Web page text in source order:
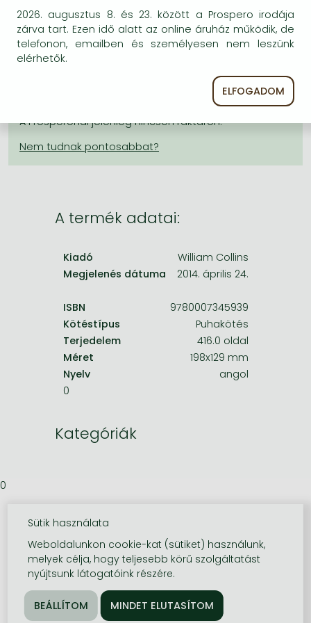
Bleach manga
One-Punch Man manga
KÍVÁNSÁGLISTÁRA TESZEM
BESZEREZHETŐSÉG
: A Prosperónál jelenleg
nincsen raktáron, de a kiadónál igen. Beszerzés kb. 3-
A Prosperónál jelenleg nincsen raktáron.
A termék adatai:
Kiadó
William Collins
Megjelenés dátuma
2014. április 24.
ISBN
9780007345939
Kötéstípus
Puhakötés
Terjedelem
416.0 oldal
Méret
198x129 mm
Nyelv
angol
0
Kategóriák
0
2026. augusztus 8. és 23. között a Prospero irodája
zárva tart. Ezen idő alatt az online áruház működik, de
telefonon, emailben és személyesen nem leszünk
elérhetők.
ELFOGADOM
Sütik használata
Weboldalunkon cookie-kat (sütiket) használunk,
melyek célja, hogy teljesebb körű szolgáltatást
nyújtsunk látogatóink részére.